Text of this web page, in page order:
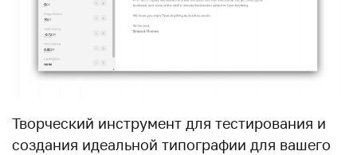
Творческий инструмент для тестирования и
создания идеальной типографии для вашего